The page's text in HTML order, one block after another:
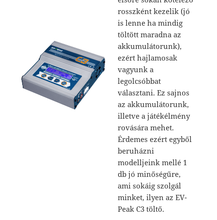
rosszként kezelik (jó
is lenne ha mindig
töltött maradna az
akkumulátorunk),
ezért hajlamosak
vagyunk a
legolcsóbbat
választani. Ez sajnos
az akkumulátorunk,
illetve a játékélmény
rovására mehet.
Érdemes ezért egyből
beruházni
modelljeink mellé 1
db jó minőségűre,
ami sokáig szolgál
minket, ilyen az EV-
Peak C3 töltő.